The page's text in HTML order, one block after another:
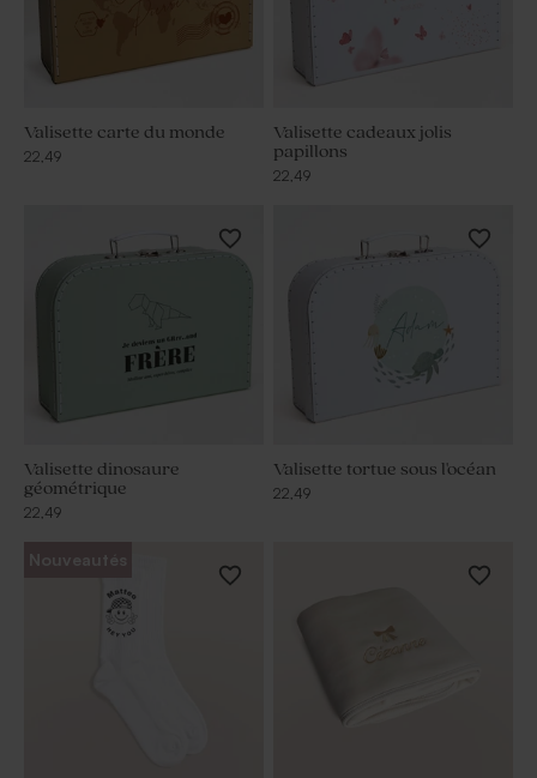
Valisette carte du monde
22,49
Valisette cadeaux jolis
papillons
22,49
Valisette dinosaure
géométrique
22,49
Valisette tortue sous l'océan
22,49
Nouveautés